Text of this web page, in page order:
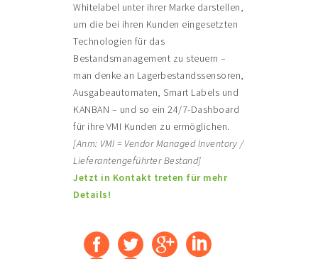
Whitelabel unter ihrer Marke darstellen,
um die bei ihren Kunden eingesetzten
Technologien für das
Bestandsmanagement zu steuern –
man denke an Lagerbestandssensoren,
Ausgabeautomaten, Smart Labels und
KANBAN – und so ein 24/7-Dashboard
für ihre VMI Kunden zu ermöglichen.
[Anm: VMI = Vendor Managed Inventory /
Lieferantengeführter Bestand]
Jetzt in Kontakt treten für mehr
Details!